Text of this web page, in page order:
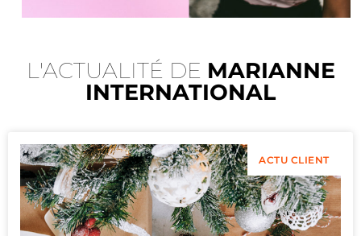
L'ACTUALITÉ DE MARIANNE
INTERNATIONAL
ACTU CLIENT